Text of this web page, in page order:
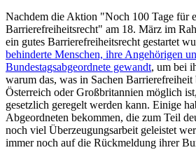
Nachdem die Aktion "Noch 100 Tage für
Barrierefreiheitsrecht" am 18. März im
ein gutes Barrierefreiheitsrecht gestartet
behinderte Menschen, ihre Angehörigen
Bundestagsabgeordnete gewandt, um bei
warum das, was in Sachen Barrierefreiheit
Österreich oder Großbritannien möglich
gesetzlich geregelt werden kann. Einige
Abgeordneten bekommen, die zum Teil
noch viel Überzeugungsarbeit geleistet
immer noch auf die Rückmeldung ihrer